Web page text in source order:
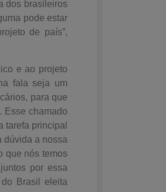
dos brasileiros
pode estar
de país”,
e ao projeto
fala seja um
para que
Esse chamado
tarefa principal
dúvida a nossa
que nós temos
por essa
Brasil eleita